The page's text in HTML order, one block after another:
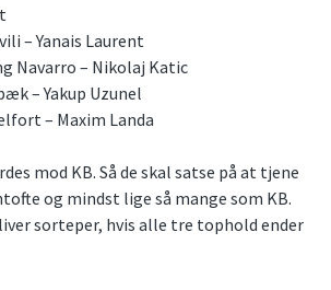
– Yanais Laurent
Navarro – Nikolaj Katic
– Yakup Uzunel
– Maxim Landa
mod KB. Så de skal satse på at tjene
og mindst lige så mange som KB.
sorteper, hvis alle tre tophold ender